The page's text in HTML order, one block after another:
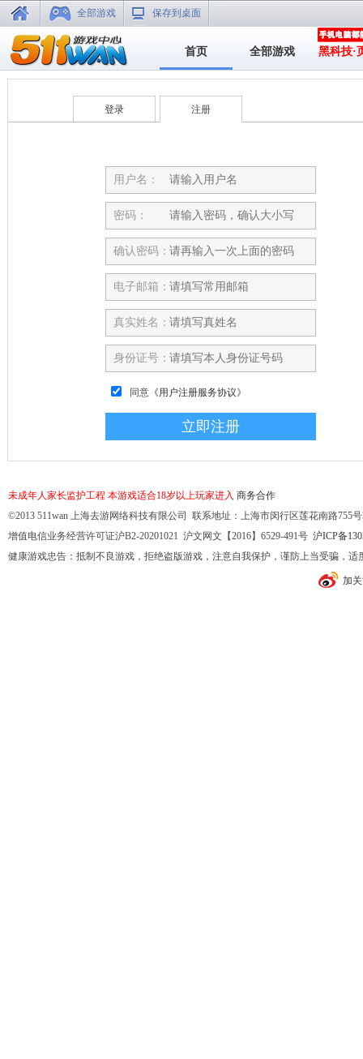
全部游戏 保存到桌面
首页 全部游戏 黑科技·
登录 注册
用户名：
密码：
确认密码：
电子邮箱：
真实姓名：
身份证号：
同意 《用户注册服务协议》
未成年人家长监护工程 本游戏适合18岁以上玩家进入 商务合作
©2013 511wan 上海去游网络科技有限公司 联系地址：上海市闵行区莲花南路755
增值电信业务经营许可证沪B2-20201021 沪文网文【2016】6529-491号 沪ICP备
健康游戏忠告：抵制不良游戏，拒绝盗版游戏，注意自我保护，谨防上当受骗，
加